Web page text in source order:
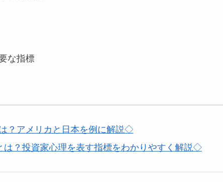
な指標
？アメリカと日本を例に解説◇
？投資家心理を表す指標をわかりやすく解説◇